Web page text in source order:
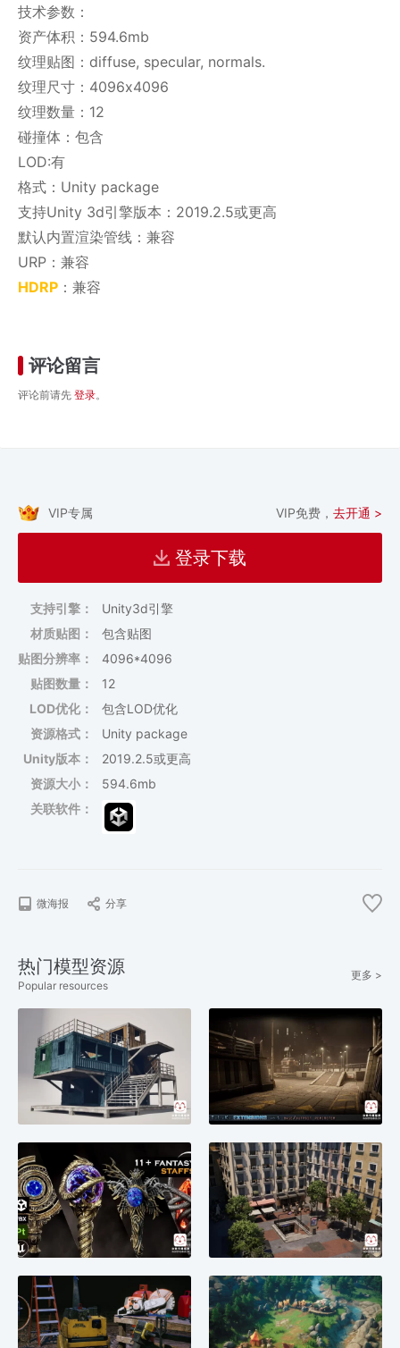
技术参数：
资产体积：594.6mb
纹理贴图：diffuse, specular, normals.
纹理尺寸：4096x4096
纹理数量：12
碰撞体：包含
LOD:有
格式：Unity package
支持Unity 3d引擎版本：2019.2.5或更高
默认内置渲染管线：兼容
URP：兼容
HDRP ：兼容
评论留言
评论前请先 登录。
VIP专属 VIP免费， 去开通 >
登录下载
支持引擎：
Unity3d引擎
材质贴图：
包含贴图
贴图分辨率：
4096*4096
贴图数量：
12
LOD优化：
包含LOD优化
资源格式：
Unity package
Unity版本：
2019.2.5或更高
资源大小：
594.6mb
关联软件：
微海报 分享
热门模型资源
Popular resources
更多 >